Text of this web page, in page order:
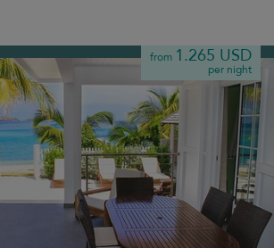
from 1.265 USD
per night